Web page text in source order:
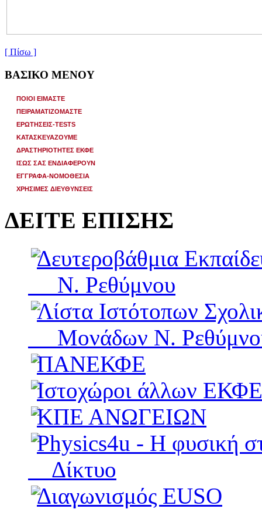
[ Πίσω ]
ΒΑΣΙΚΟ ΜΕΝΟΥ
ΠΟΙΟΙ ΕΙΜΑΣΤΕ
ΠΕΙΡΑΜΑΤΙΖΟΜΑΣΤΕ
ΕΡΩΤΗΣΕΙΣ-TESTS
ΚΑΤΑΣΚΕΥΑΖΟΥΜΕ
ΔΡΑΣΤΗΡΙΟΤΗΤΕΣ ΕΚΦΕ
ΙΣΩΣ ΣΑΣ ΕΝΔΙΑΦΕΡΟΥΝ
ΕΓΓΡΑΦΑ-ΝΟΜΟΘΕΣΙΑ
ΧΡΗΣΙΜΕΣ ΔΙΕΥΘΥΝΣΕΙΣ
ΔΕΙΤΕ ΕΠΙΣΗΣ
Δευτεροβάθμια
Ν. Ρεθύμνου
Λίστα Ιστότοπων
Μονάδων Ν.
ΠΑΝΕΚΦΕ
Ιστοχώροι άλλων ΕΚΦΕ
ΚΠΕ ΑΝΩΓΕΙΩΝ
Physics4u - Η φυσική
Δίκτυο
Διαγωνισμός EUSO